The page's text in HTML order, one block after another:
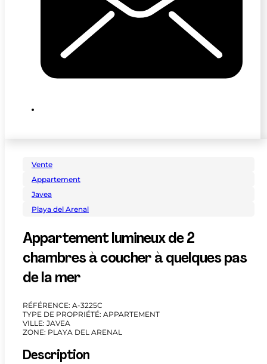
Vente
Appartement
Javea
Playa del Arenal
Appartement lumineux de 2
chambres à coucher à quelques pas
de la mer
RÉFÉRENCE: A-3225C
TYPE DE PROPRIÉTÉ: APPARTEMENT
VILLE: JAVEA
ZONE: PLAYA DEL ARENAL
Description